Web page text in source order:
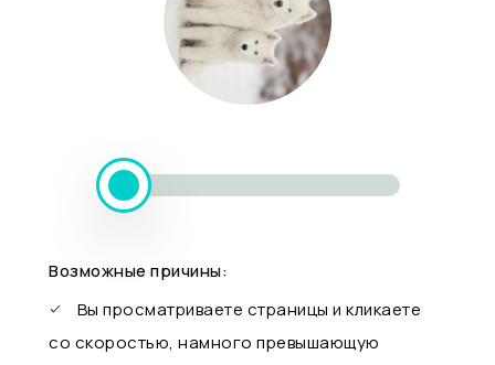
Возможные причины:
Вы просматриваете страницы и кликаете
со скоростью, намного превышающую